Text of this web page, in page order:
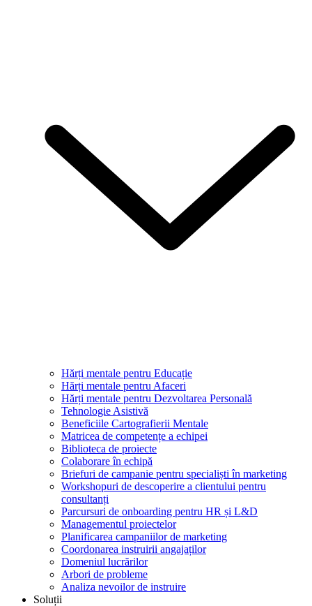
Hărți mentale pentru Educație
Hărți mentale pentru Afaceri
Hărți mentale pentru Dezvoltarea Personală
Tehnologie Asistivă
Beneficiile Cartografierii Mentale
Matricea de competențe a echipei
Biblioteca de proiecte
Colaborare în echipă
Briefuri de campanie pentru specialiști în marketing
Workshopuri de descoperire a clientului pentru
consultanți
Parcursuri de onboarding pentru HR și L&D
Managementul proiectelor
Planificarea campaniilor de marketing
Coordonarea instruirii angajaților
Domeniul lucrărilor
Arbori de probleme
Analiza nevoilor de instruire
Soluții